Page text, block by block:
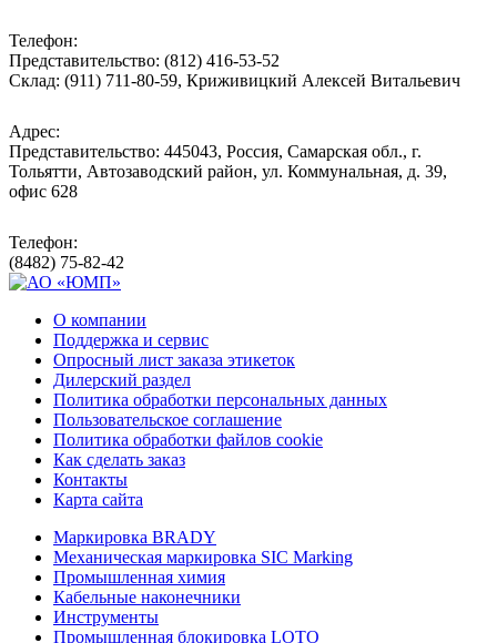
Телефон:
Представительство: (812) 416-53-52
Склад: (911) 711-80-59, Криживицкий Алексей Витальевич
Адрес:
Представительство: 445043, Россия, Самарская обл., г.
Тольятти, Автозаводский район, ул. Коммунальная, д. 39,
офис 628
Телефон:
(8482) 75-82-42
О компании
Поддержка и сервис
Опросный лист заказа этикеток
Дилерский раздел
Политика обработки персональных данных
Пользовательское соглашение
Политика обработки файлов cookie
Как сделать заказ
Контакты
Карта сайта
Маркировка BRADY
Механическая маркировка SIC Marking
Промышленная химия
Кабельные наконечники
Инструменты
Промышленная блокировка LOTO